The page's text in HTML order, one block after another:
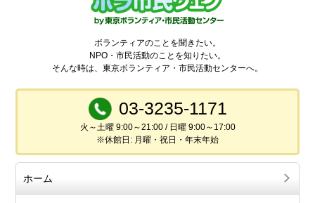
ボランティアのことを聞きたい。
NPO・市民活動のことを知りたい。
そんな時は、東京ボランティア・市民活動センターへ。
03-3235-1171
火～土曜 9:00～21:00 / 日曜 9:00～17:00
※休館日: 月曜・祝日・年末年始
ホーム